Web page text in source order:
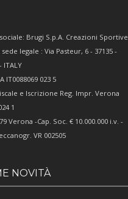
Brugi S.p.A. Creazioni Sportive
legale : Via Pasteur, 6 - 37135 -
ITALY
IT0088069 023 5
e Iscrizione Reg. Impr. Verona
1
Verona -Cap. Soc. € 10.000.000 i.v. -
VR 002505
NOVITÀ